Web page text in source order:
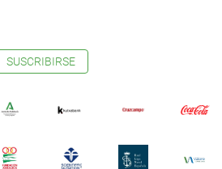
SUSCRIBIRSE